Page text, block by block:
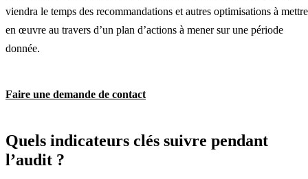
viendra le temps des recommandations et autres optimisations à mettre
en œuvre au travers d’un plan d’actions à mener sur une période
donnée.
Faire une demande de contact
Quels indicateurs clés suivre pendant
l’audit ?